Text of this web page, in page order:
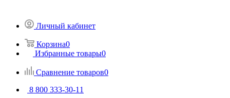
Личный кабинет
Корзина0
Избранные товары0
Сравнение товаров0
8 800 333-30-11